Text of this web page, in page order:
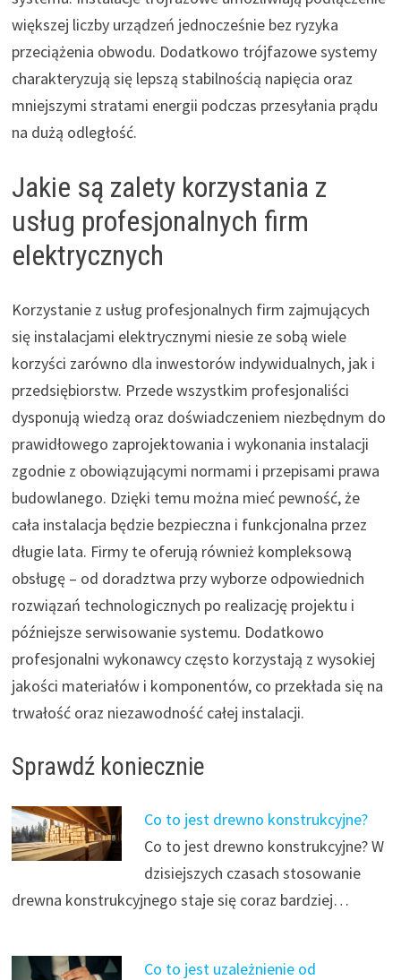
większej liczby urządzeń jednocześnie bez ryzyka
przeciążenia obwodu. Dodatkowo trójfazowe systemy
charakteryzują się lepszą stabilnością napięcia oraz
mniejszymi stratami energii podczas przesyłania prądu
na dużą odległość.
Jakie są zalety korzystania z
usług profesjonalnych firm
elektrycznych
Korzystanie z usług profesjonalnych firm zajmujących
się instalacjami elektrycznymi niesie ze sobą wiele
korzyści zarówno dla inwestorów indywidualnych, jak i
przedsiębiorstw. Przede wszystkim profesjonaliści
dysponują wiedzą oraz doświadczeniem niezbędnym do
prawidłowego zaprojektowania i wykonania instalacji
zgodnie z obowiązującymi normami i przepisami prawa
budowlanego. Dzięki temu można mieć pewność, że
cała instalacja będzie bezpieczna i funkcjonalna przez
długie lata. Firmy te oferują również kompleksową
obsługę – od doradztwa przy wyborze odpowiednich
rozwiązań technologicznych po realizację projektu i
późniejsze serwisowanie systemu. Dodatkowo
profesjonalni wykonawcy często korzystają z wysokiej
jakości materiałów i komponentów, co przekłada się na
trwałość oraz niezawodność całej instalacji.
Sprawdź koniecznie
Co to jest drewno konstrukcyjne?
Co to jest drewno konstrukcyjne? W
dzisiejszych czasach stosowanie
drewna konstrukcyjnego staje się coraz bardziej…
Co to jest uzależnienie od